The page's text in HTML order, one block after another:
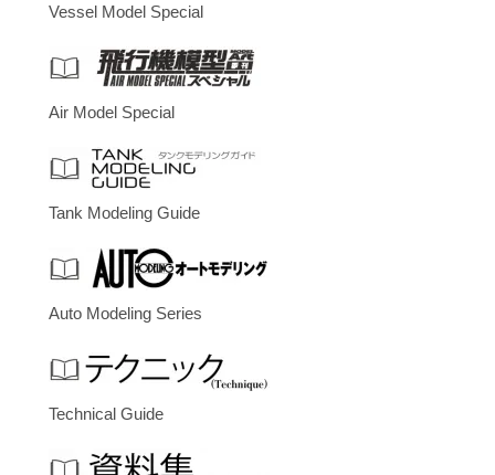
Vessel Model Special
Air Model Special
Tank Modeling Guide
Auto Modeling Series
Technical Guide